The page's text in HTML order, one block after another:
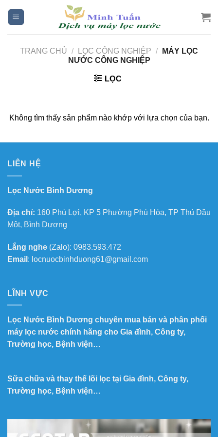
TRANG CHỦ / LỌC CÔNG NGHIỆP /
MÁY LỌC
NƯỚC CÔNG NGHIỆP
LỌC
Không tìm thấy sản phẩm nào khớp với lựa chọn của bạn.
LIÊN HỆ
Lọc Nước Bình Dương
Địa chỉ: 160 Phú Lợi, KP 5 Phường Phú Hòa, TP Thủ Dầu
Một, Bình Dương
Lắng nghe (Zalo): 0983.593.472
Email : locnuocbinhduong61@gmail.com
LĨNH VỰC
Lọc Nước Bình Dương chuyên mua bán và phân phối
máy lọc nước chính hãng cho Gia đình, Công ty,
Trường học, Bệnh viện…
Sữa chữa và thay thế lõi lọc tại Gia đình, Công ty,
Trường học, Bệnh viện…